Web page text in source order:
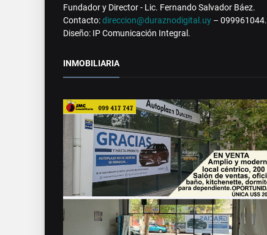
Fundador y Director - Lic. Fernando Salvador Báez.
Contacto:direccion@duraznodigital.uy – 099961044.
Diseño: IP Comunicación Integral.
INMOBILIARIA